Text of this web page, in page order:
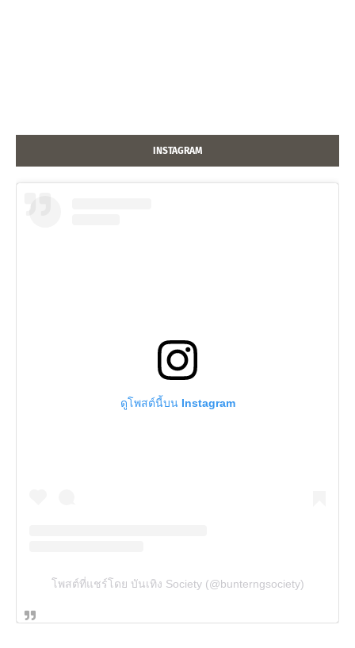
INSTAGRAM
ดูโพสต์นี้บน Instagram
โพสต์ที่แชร์โดย บันเทิง Society (@bunterngsociety)